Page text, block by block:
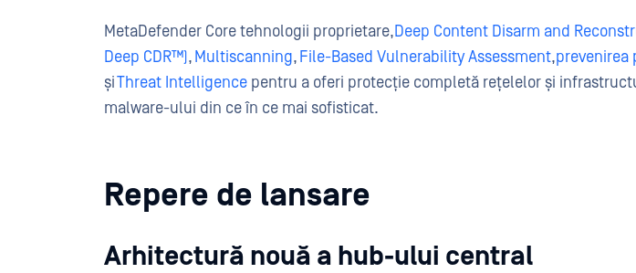
MetaDefender Core tehnologii proprietare,Deep Content Disarm and
Deep CDR™), Multiscanning, File-Based Vulnerability Assessment,prevenirea
șiThreat Intelligence pentru a oferi protecție completă rețelelor și
malware-ului din ce în ce mai sofisticat.
Repere de lansare
Arhitectură nouă a hub-ului central